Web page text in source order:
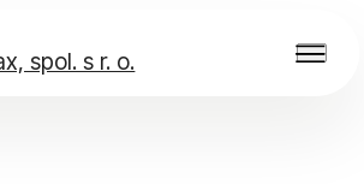
spol. s r. o.